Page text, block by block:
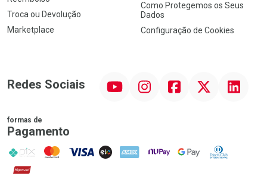
Troca ou Devolução
Marketplace
Como Protegemos os Seus
Dados
Configuração de Cookies
Redes Sociais InstagramFacebook Linkedin
formas de
Pagamento
PIX MasterCard
VISA ELO AMEX NuPay Google PayDiners Club
Hipercard